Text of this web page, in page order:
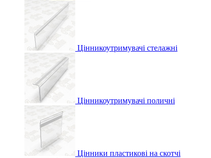
Цінникоутримувачі стелажні
Цінникоутримувачі поличні
Цінники пластикові на скотчі